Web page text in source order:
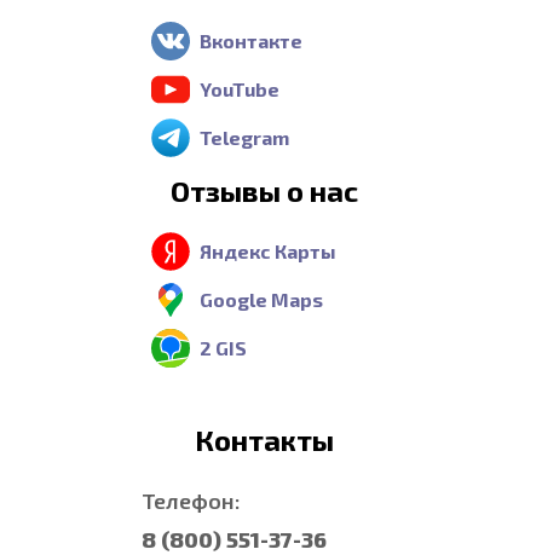
Вконтакте
YouTube
Telegram
Отзывы о нас
Яндекс Карты
Google Maps
2 GIS
Контакты
Телефон:
8 (800) 551-37-36